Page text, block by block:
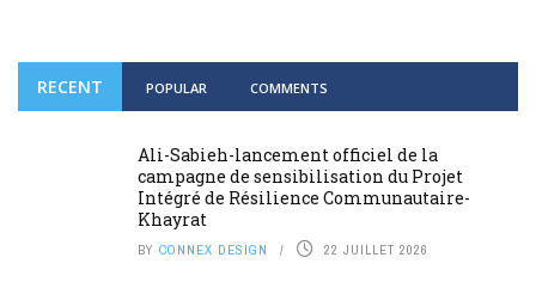
RECENT POPULAR COMMENTS
Ali-Sabieh-lancement officiel de la
campagne de sensibilisation du Projet
Intégré de Résilience Communautaire-
Khayrat
BY CONNEX DESIGN 22 JUILLET 2026